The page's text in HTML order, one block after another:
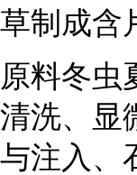
草制成含
原料冬虫
清洗、显
与注入、